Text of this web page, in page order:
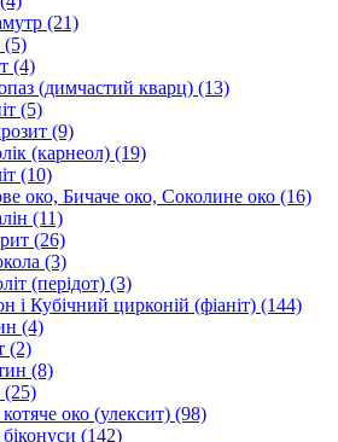
(21)
(5)
(4)
(димчастий кварц) (13)
(5)
(9)
(карнеол) (19)
(10)
око, Бичаче око, Соколине око (16)
(11)
(26)
(3)
(перідот) (3)
і Кубічний цирконій (фіаніт) (144)
(4)
(2)
(8)
(25)
око (улексит) (98)
(142)